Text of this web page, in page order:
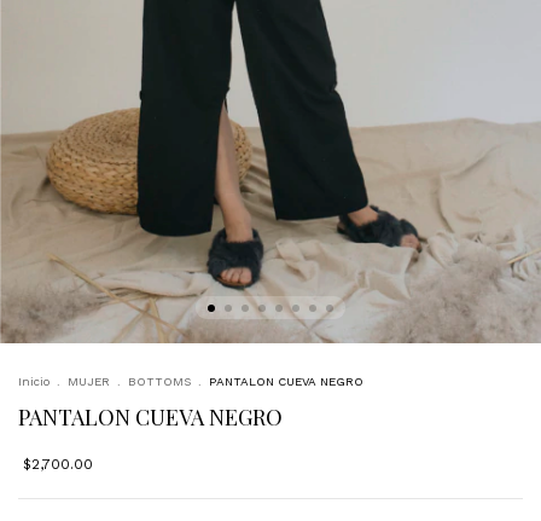
Inicio . MUJER . BOTTOMS . PANTALON CUEVA NEGRO
PANTALON CUEVA NEGRO
$2,700.00